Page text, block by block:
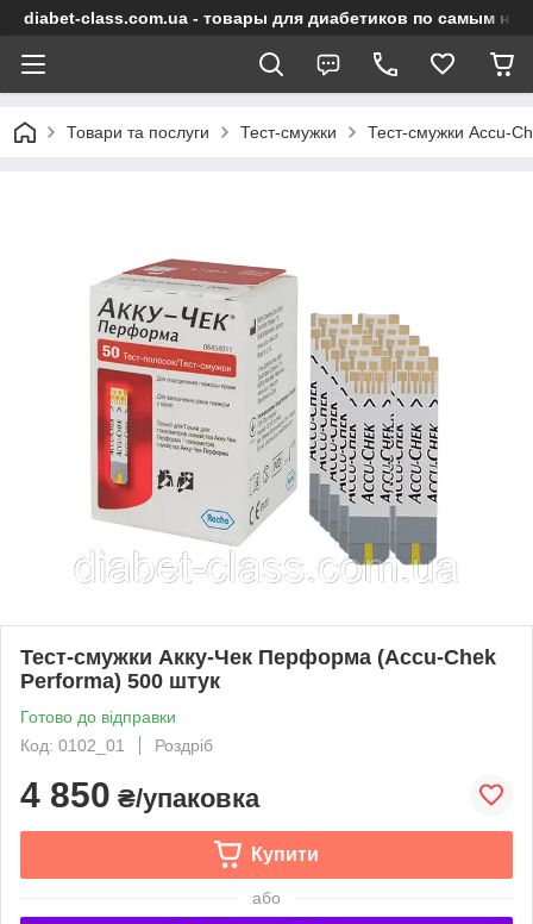
diabet-class.com.ua - товары для диабетиков по самым
Товари та послуги Тест-смужки Тест-смужки Accu-
Тест-смужки Акку-Чек Перформа (Accu-Chek
Performa) 500 штук
Готово до відправки
Код: 0102_01
Роздріб
4 850 ₴/упаковка
Купити
або